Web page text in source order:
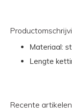
Materiaal:
Lengte
Recente artikelen